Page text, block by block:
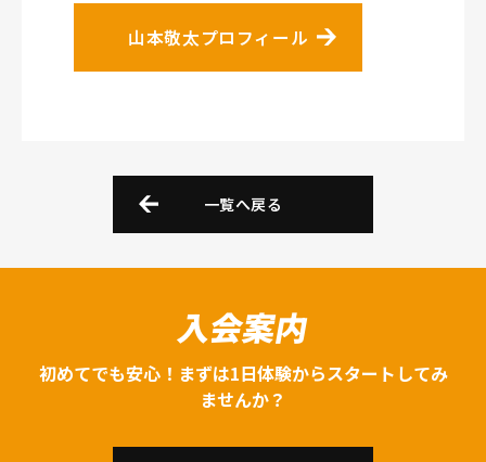
山本敬太プロフィール
一覧へ戻る
入会案内
初めてでも安心！まずは1日体験からスタートしてみ
ませんか？